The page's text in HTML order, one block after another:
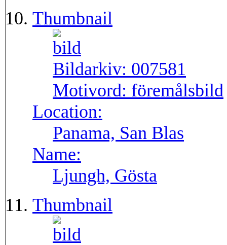
Thumbnail
Bildarkiv: 007581
Motivord: föremålsbild
Location:
Panama, San Blas
Name:
Ljungh, Gösta
Thumbnail